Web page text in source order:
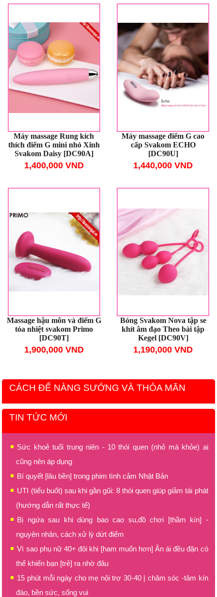
Máy massage Rung kích
thích điểm G mini nhỏ Xinh
Svakom Daisy [DC90A]
1,400,000 VND
Máy massage điểm G cao
cấp Svakom ECHO
[DC90U]
1,440,000 VND
Massage hậu môn và điểm G
tỏa nhiệt svakom Primo
[DC90T]
1,900,000 VND
Bóng Svakom Nova tập se
khít âm đạo Theo bài tập
Kegel [DC90V]
1,190,000 VND
CÁCH ĐỂ NÀNG SƯỚNG VÀ THỎA MÃN
TIN TỨC MỚI
Sức khoẻ tuổi trung niên - 10 thói quen (nhỏ mà khỏe) ai
cũng nên áp dụng
Bí quyết [lâu bền] trong phim tình cảm Nhật Bản
UTI (tiểu buốt) sau khi gần gũi: 8 thói quen giúp giảm tái phát
(hướng dẫn rất thực tế)
Bị ngứa sau khi dùng bao cao su,đồ chơi [thầm kín] -
nguyên nhân, cách xử lý dứt điểm
Vì sao phụ nữ 40+ đôi khi [ham muốn hơn] Ân ái đều đặn có
thể khiến bạn [trẻ] ra nhờ đâu
15 phút mỗi ngày cho mẹ nội trợ 30-40 | chăm sóc -tâm kín
đáo, bền sức, sống vui